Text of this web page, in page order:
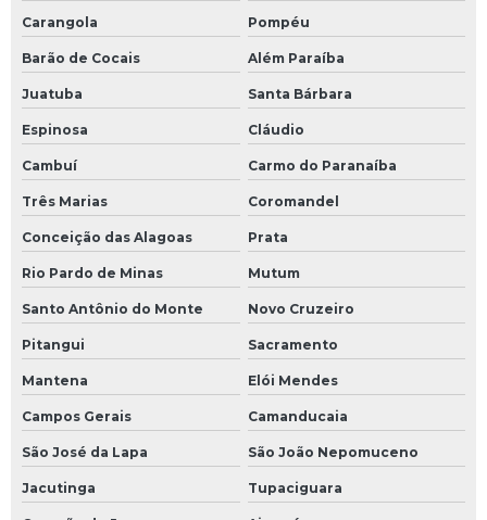
Carangola Pompéu
Barão de Cocais Além Paraíba
Juatuba Santa Bárbara
Espinosa Cláudio
Cambuí Carmo do Paranaíba
Três Marias Coromandel
Conceição das Alagoas Prata
Rio Pardo de Minas Mutum
Santo Antônio do Monte Novo Cruzeiro
Pitangui Sacramento
Mantena Elói Mendes
Campos Gerais Camanducaia
São José da Lapa São João Nepomuceno
Jacutinga Tupaciguara